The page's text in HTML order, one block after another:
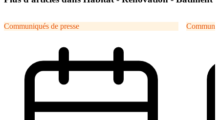
Communiqués de presse